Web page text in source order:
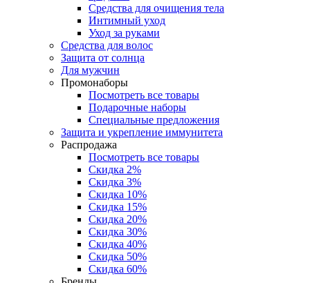
Средства для очищения тела
Интимный уход
Уход за руками
Средства для волос
Защита от солнца
Для мужчин
Промонаборы
Посмотреть все товары
Подарочные наборы
Специальные предложения
Защита и укрепление иммунитета
Распродажа
Посмотреть все товары
Скидка 2%
Скидка 3%
Скидка 10%
Скидка 15%
Скидка 20%
Скидка 30%
Скидка 40%
Скидка 50%
Скидка 60%